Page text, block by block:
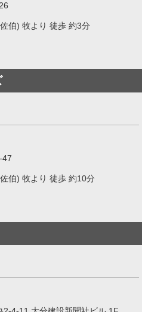
伯) 牧より 徒歩 約3分
47
伯) 牧より 徒歩 約10分